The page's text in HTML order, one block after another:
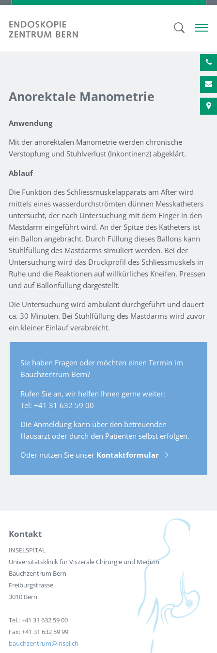
Anorektale Manometrie
Anwendung
Mit der anorektalen Manometrie werden chronische
Verstopfung und Stuhlverlust (Inkontinenz) abgeklärt.
Ablauf
Die Funktion des Schliessmuskelapparats am After wird
mittels eines wasserdurchströmten dünnen Messkatheters
untersucht, der nach Untersuchung mit dem Finger in den
Mastdarm eingeführt wird. An der Spitze des Katheters ist
ein Ballon angebracht. Durch Füllung dieses Ballons kann
Stuhlfüllung des Mastdarms simuliert werden. Bei der
Untersuchung wird das Druckprofil des Schliessmuskels in
Ruhe und die Reaktionen auf willkürliches Kneifen, Pressen
und auf Ballonfüllung dargestellt.
Die Untersuchung wird ambulant durchgeführt und dauert
ca. 30 Minuten. Bei Stuhlfüllung des Mastdarms wird zuvor
ein kleiner Einlauf verabreicht.
Sie haben Fragen oder möchten einen Termin im
Bauchzentrum Bern?
Rufen Sie an, wir helfen Ihnen gerne weiter:
Tel: +41 31 632 59 00
Die Anmeldung kann über den betreuenden
Hausarzt oder durch den Patienten selbst erfolgen.
Oder nutzen Sie unser Kontaktformular
Kontakt
INSELSPITAL
Universitätsklinik für Viszerale Chirurgie und Medizin
Bauchzentrum Bern
Freiburgstrasse
3010 Bern
Tel.: +41 31 632 59 00
Fax: +41 31 632 59 99
bauchzentrum
insel.ch